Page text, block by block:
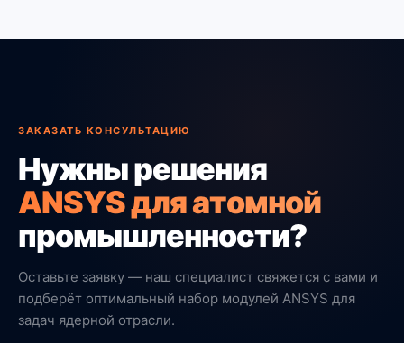
ЗАКАЗАТЬ КОНСУЛЬТАЦИЮ
Нужны решения
ANSYS для атомной
промышленности?
Оставьте заявку — наш специалист свяжется с вами и
подберёт оптимальный набор модулей ANSYS для
задач ядерной отрасли.